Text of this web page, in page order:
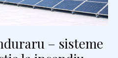
– sisteme